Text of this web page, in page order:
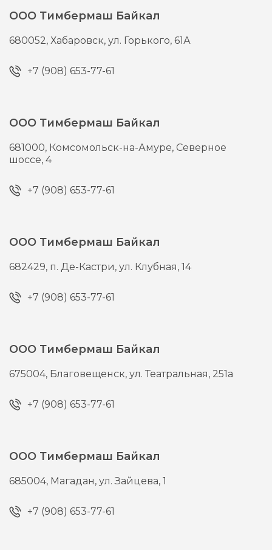
ООО Тимбермаш Байкал
680052,Хабаровск,ул. Горького, 61А
+7 (908) 653-77-61
ООО Тимбермаш Байкал
681000, Комсомольск-на-Амуре, Северное
шоссе, 4
+7 (908) 653-77-61
ООО Тимбермаш Байкал
682429, п. Де-Кастри,ул. Клубная, 14
+7 (908) 653-77-61
ООО Тимбермаш Байкал
675004, Благовещенск,ул. Театральная, 251а
+7 (908) 653-77-61
ООО Тимбермаш Байкал
685004, Магадан,ул. Зайцева, 1
+7 (908) 653-77-61